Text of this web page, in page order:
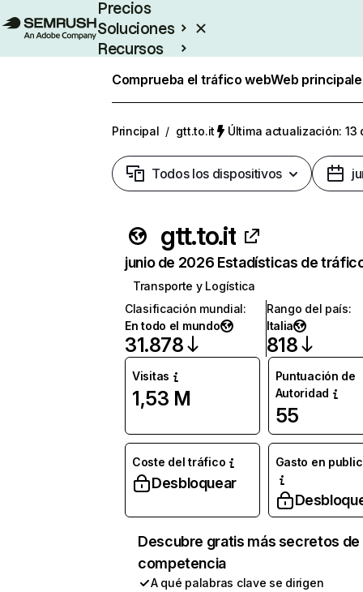
Precios
Soluciones
Recursos
Comprueba el tráfico webWeb
Principal / gtt.to.it Última actualización: 13
Todos los dispositivos
gtt.to.it
junio de 2026 Estadísticas de
Transporte y Logística
Clasificación mundial:
En todo el mundo
31.878
Rango del país:
Italia
818
Visitas
1,53 M
Puntuación de
Autoridad
55
Coste del tráfico
Desbloquear
Gasto en
Descubre gratis más secretos de
competencia
A qué palabras clave se dirigen